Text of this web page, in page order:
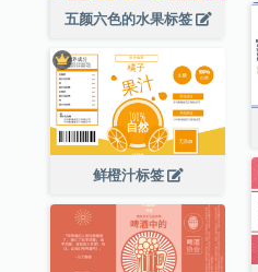
五颜六色的水果标签
鲜橙汁标签